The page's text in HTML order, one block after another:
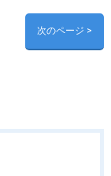
次のページ >